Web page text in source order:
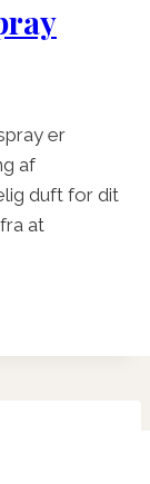
er
af
duft for dit
at